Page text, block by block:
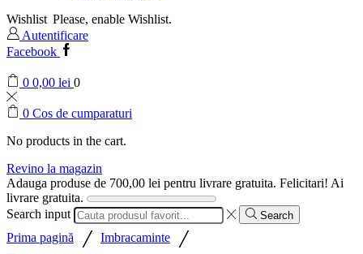
Wishlist Please, enable Wishlist.
Autentificare
Facebook
0 0,00 lei 0
0 Cos de cumparaturi
No products in the cart.
Revino la magazin
Adauga produse de 700,00 lei pentru livrare gratuita. Felicitari! Ai
livrare gratuita.
Search input
Search
Prima pagină / Imbracaminte /